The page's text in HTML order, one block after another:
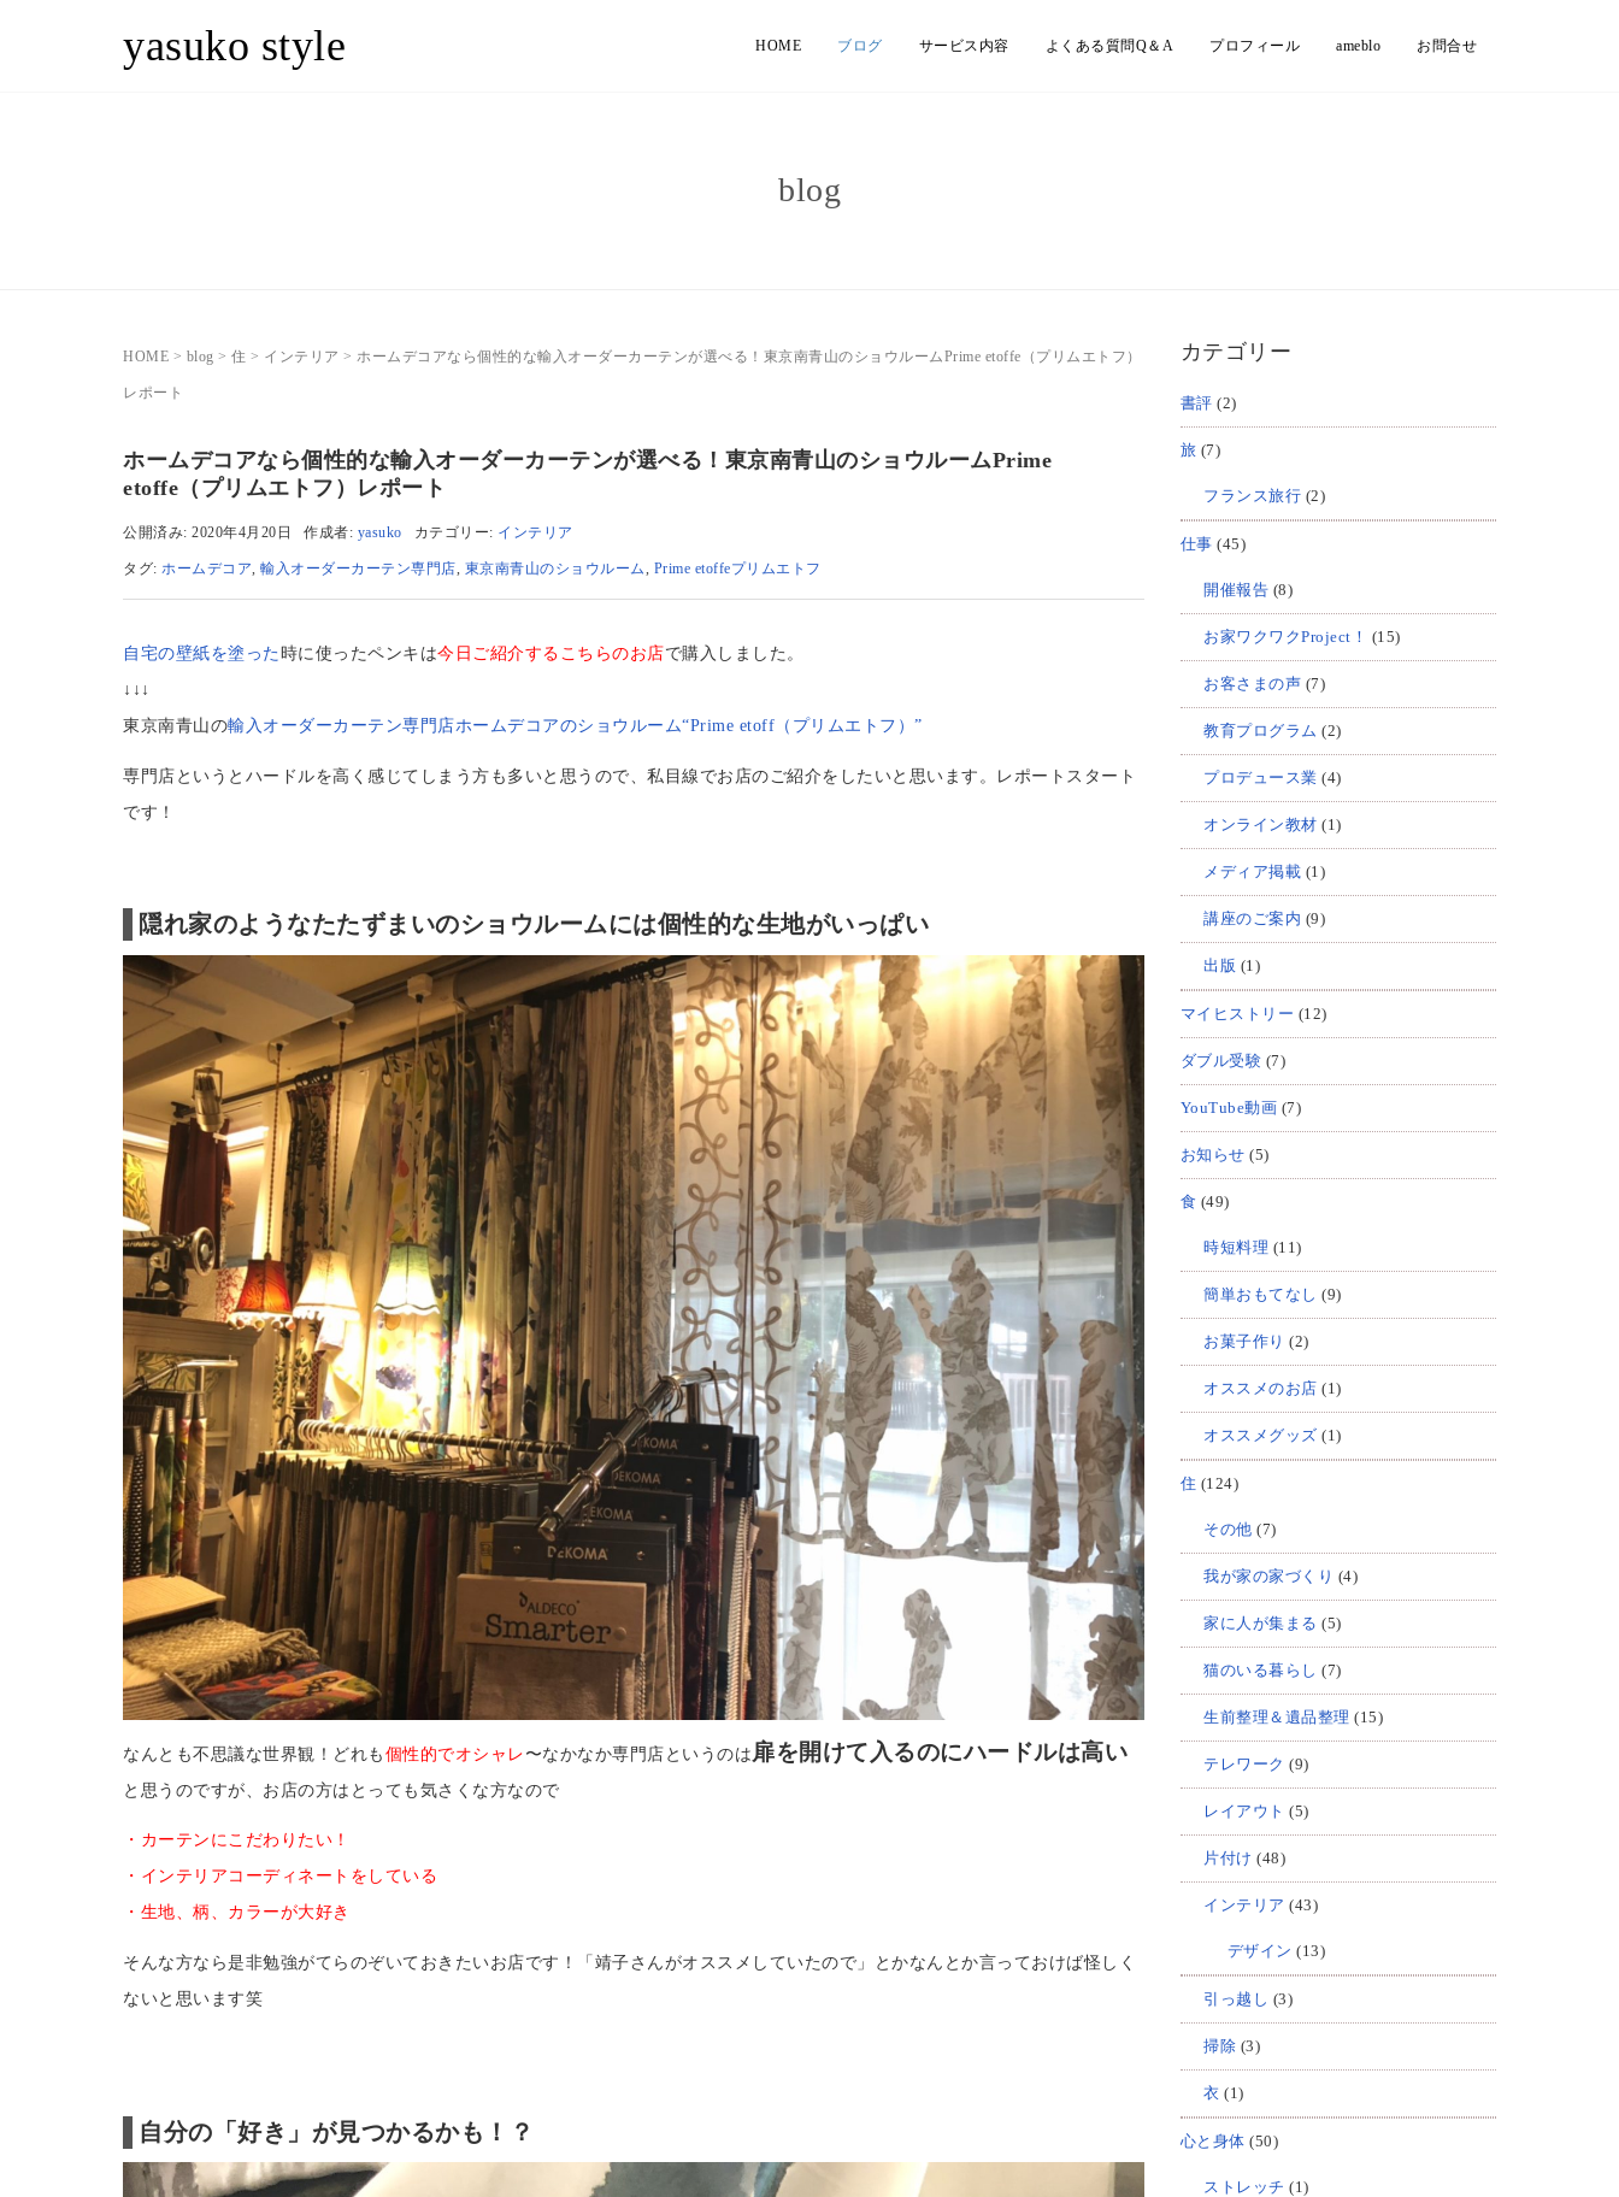
yasuko style HOME ブログ サービス内容 よくある質問Q＆A プロフィール ameblo お問合せ
blog
HOME > blog > 住 > インテリア > ホームデコアなら個性的な輸入オーダーカーテンが選べる！東京南青山のショウルームPrime etoffe（プリムエトフ）
レポート
ホームデコアなら個性的な輸入オーダーカーテンが選べる！東京南青山のショウルームPrime
etoffe（プリムエトフ）レポート
公開済み: 2020年4月20日 作成者: yasuko カテゴリー: インテリア
タグ: ホームデコア, 輸入オーダーカーテン専門店, 東京南青山のショウルーム, Prime etoffeプリムエトフ
自宅の壁紙を塗った 時に使ったペンキは今日ご紹介するこちらのお店で購入しました。
↓↓↓
東京南青山の輸入オーダーカーテン専門店ホームデコアのショウルーム“Prime etoff（プリムエトフ）”
専門店というとハードルを高く感じてしまう方も多いと思うので、私目線でお店のご紹介をしたいと思います。レポートスタート
です！
隠れ家のようなたたずまいのショウルームには個性的な生地がいっぱい
なんとも不思議な世界観！どれも 個性的でオシャレ 〜なかなか専門店というのは 扉を開けて入るのにハードルは高い
と思うのですが、お店の方はとっても気さくな方なので
・カーテンにこだわりたい！
・インテリアコーディネートをしている
・生地、柄、カラーが大好き
そんな方なら是非勉強がてらのぞいておきたいお店です！「靖子さんがオススメしていたので」とかなんとか言っておけば怪しく
ないと思います笑
自分の「好き」が見つかるかも！？
カテゴリー
書評 (2)
旅 (7)
フランス旅行 (2)
仕事 (45)
開催報告 (8)
お家ワクワクProject！ (15)
お客さまの声 (7)
教育プログラム (2)
プロデュース業 (4)
オンライン教材 (1)
メディア掲載 (1)
講座のご案内 (9)
出版 (1)
マイヒストリー (12)
ダブル受験 (7)
YouTube動画 (7)
お知らせ (5)
食 (49)
時短料理 (11)
簡単おもてなし (9)
お菓子作り (2)
オススメのお店 (1)
オススメグッズ (1)
住 (124)
その他 (7)
我が家の家づくり (4)
家に人が集まる (5)
猫のいる暮らし (7)
生前整理＆遺品整理 (15)
テレワーク (9)
レイアウト (5)
片付け (48)
インテリア (43)
デザイン (13)
引っ越し (3)
掃除 (3)
衣 (1)
心と身体 (50)
ストレッチ (1)